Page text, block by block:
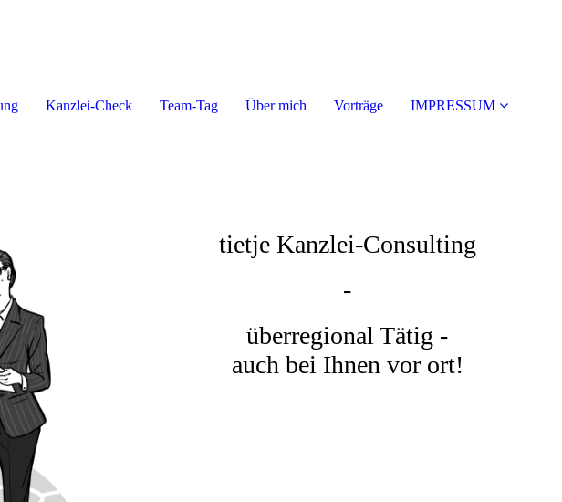
Kanzlei-Check Team-Tag Über mich Vorträge IMPRESSUM
tietje Kanzlei-Consulting
-
überregional Tätig -
auch bei Ihnen vor ort!